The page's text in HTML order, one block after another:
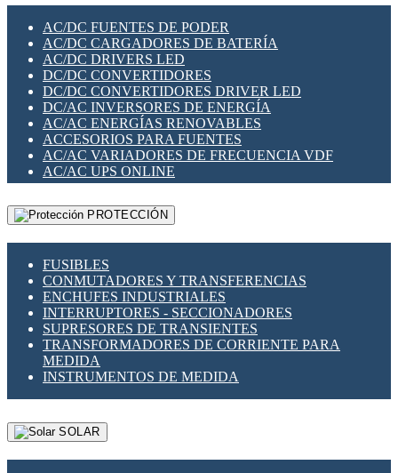
SWITCH Y MICROSWITCH
TARJETAS PI
UNIÓN Y DERIVACIÓN DE CABLE
PLACAS MODULARES IOT
SWITCHES Y REDES WIFI
SOLUCIONES IOT
SOLUCIONES LORAWAN
SOLUCIONES RED CELULAR
SEGURIDAD PARA REDES
SWITCHES LAN
TELEFONÍA IP (VOIP)
VIGILANCIA IP (CCTV)
MESHTASTIC
AC/DC FUENTES DE PODER
AC/DC CARGADORES DE BATERÍA
AC/DC DRIVERS LED
DC/DC CONVERTIDORES
DC/DC CONVERTIDORES DRIVER LED
DC/AC INVERSORES DE ENERGÍA
AC/AC ENERGÍAS RENOVABLES
ACCESORIOS PARA FUENTES
AC/AC VARIADORES DE FRECUENCIA VDF
AC/AC UPS ONLINE
PROTECCIÓN
FUSIBLES
CONMUTADORES Y TRANSFERENCIAS
ENCHUFES INDUSTRIALES
INTERRUPTORES - SECCIONADORES
SUPRESORES DE TRANSIENTES
TRANSFORMADORES DE CORRIENTE PARA
MEDIDA
INSTRUMENTOS DE MEDIDA
SOLAR